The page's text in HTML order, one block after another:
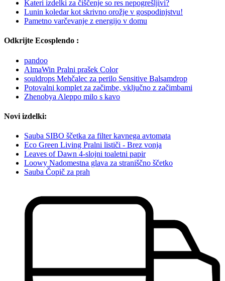
Kateri izdelki za čiščenje so res nepogrešljivi?
Lunin koledar kot skrivno orožje v gospodinjstvu!
Pametno varčevanje z energijo v domu
Odkrijte Ecosplendo :
pandoo
AlmaWin Pralni prašek Color
souldrops Mehčalec za perilo Sensitive Balsamdrop
Potovalni komplet za začimbe, vključno z začimbami
Zhenobya Aleppo milo s kavo
Novi izdelki:
Sauba SIBO ščetka za filter kavnega avtomata
Eco Green Living Pralni lističi - Brez vonja
Leaves of Dawn 4-slojni toaletni papir
Loowy Nadomestna glava za straniščno ščetko
Sauba Čopič za prah